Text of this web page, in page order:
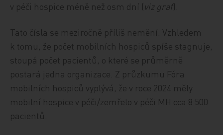
v péči hospice méně než osm dní (viz graf).
Tato čísla se meziročně příliš nemění. Vzhledem
k tomu, že počet mobilních hospiců spíše stagnuje,
stoupá počet pacientů, o které se průměrně
postará jedna organizace. Z průzkumu Fóra
mobilních hospiců vyplývá, že v roce 2024 měly
mobilní hospice v péči/zemřelo v péči MH cca 8 500
pacientů.